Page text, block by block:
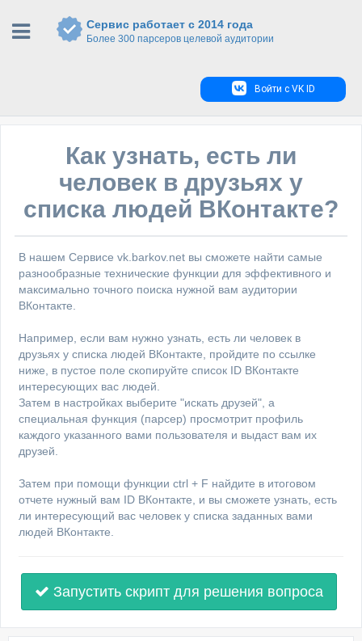
Сервис работает с 2014 года
Более 300 парсеров целевой аудитории
Войти с VK ID
Как узнать, есть ли
человек в друзьях у
списка людей ВКонтакте?
В нашем Сервисе vk.barkov.net вы сможете найти самые
разнообразные технические функции для эффективного и
максимально точного поиска нужной вам аудитории
ВКонтакте.
Например, если вам нужно узнать, есть ли человек в
друзьях у списка людей ВКонтакте, пройдите по ссылке
ниже, в пустое поле скопируйте список ID ВКонтакте
интересующих вас людей.
Затем в настройках выберите "искать друзей", а
специальная функция (парсер) просмотрит профиль
каждого указанного вами пользователя и выдаст вам их
друзей.
Затем при помощи функции ctrl + F найдите в итоговом
отчете нужный вам ID ВКонтакте, и вы сможете узнать, есть
ли интересующий вас человек у списка заданных вами
людей ВКонтакте.
Запустить скрипт для решения вопроса